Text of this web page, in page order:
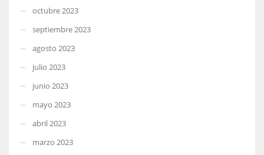
octubre 2023
septiembre 2023
agosto 2023
julio 2023
junio 2023
mayo 2023
abril 2023
marzo 2023